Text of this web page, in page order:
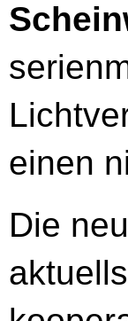
einen
Die